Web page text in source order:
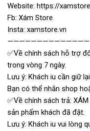
Website: https://
Fb: Xám Store
Insta: xamstore.vn
✅Về chính sách hỗ trợ
trong vòng 7 ngày.
Lưu ý: Khách iu cần giữ
Bạn có thể nhắn shop
✅Về chính sách trả:
sản phẩm khách đã đặt.
Lưu ý: Khách iu vui lòng